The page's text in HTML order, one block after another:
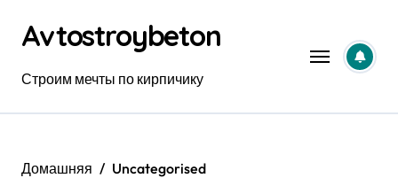
содержанию
Avtostroybeton
Строим мечты по кирпичику
Домашняя
Uncategorised